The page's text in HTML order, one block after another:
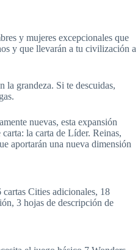
y mujeres excepcionales que
y que llevarán a tu civilización a
la grandeza. Si te descuidas,
nuevas, esta expansión
la carta de Líder. Reinas,
aportarán una nueva dimensión
Cities adicionales, 18
3 hojas de descripción de